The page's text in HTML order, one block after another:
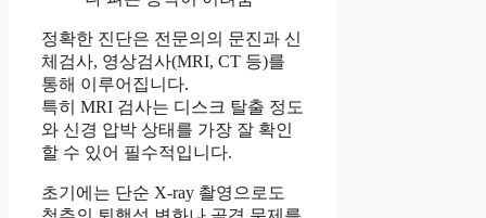
정확한 진단은 전문의의 문진과 신
체검사, 영상검사(MRI, CT 등)를
통해 이루어집니다.
특히 MRI 검사는 디스크 탈출 정도
와 신경 압박 상태를 가장 잘 확인
할 수 있어 필수적입니다.
초기에는 단순 X-ray 촬영으로도